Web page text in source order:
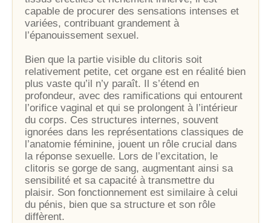
capable de procurer des sensations intenses et
variées, contribuant grandement à
l’épanouissement sexuel.
Bien que la partie visible du clitoris soit
relativement petite, cet organe est en réalité bien
plus vaste qu’il n’y paraît. Il s’étend en
profondeur, avec des ramifications qui entourent
l’orifice vaginal et qui se prolongent à l’intérieur
du corps. Ces structures internes, souvent
ignorées dans les représentations classiques de
l’anatomie féminine, jouent un rôle crucial dans
la réponse sexuelle. Lors de l’excitation, le
clitoris se gorge de sang, augmentant ainsi sa
sensibilité et sa capacité à transmettre du
plaisir. Son fonctionnement est similaire à celui
du pénis, bien que sa structure et son rôle
diffèrent.